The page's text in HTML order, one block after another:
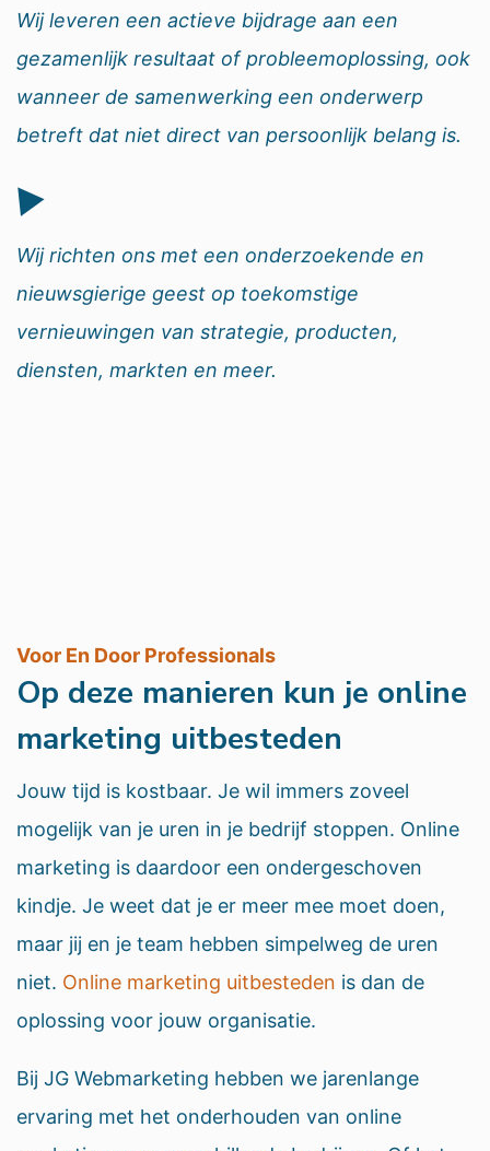
Wij leveren een actieve bijdrage aan een
gezamenlijk resultaat of probleemoplossing, ook
wanneer de samenwerking een onderwerp
betreft dat niet direct van persoonlijk belang is.
Wij richten ons met een onderzoekende en
nieuwsgierige geest op toekomstige
vernieuwingen van strategie, producten,
diensten, markten en meer.
Voor En Door Professionals
Op deze manieren kun je online
marketing uitbesteden
Jouw tijd is kostbaar. Je wil immers zoveel
mogelijk van je uren in je bedrijf stoppen. Online
marketing is daardoor een ondergeschoven
kindje. Je weet dat je er meer mee moet doen,
maar jij en je team hebben simpelweg de uren
niet. Online marketing uitbesteden is dan de
oplossing voor jouw organisatie.
Bij JG Webmarketing hebben we jarenlange
ervaring met het onderhouden van online